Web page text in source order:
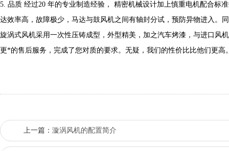
5. 品质 经过20 年的专业制造经验， 精密机械设计加上慎重电机配合标
达效率高，故障极少，马达与鼓风机之间有轴封分试，预防异物进入。
旋涡式风机采用一次性压铸成型，外型精美，加之汽车烤漆，与进口风
更*的售后服务，完成了您对质的要求。无疑，我们的性价比比他们更高
上一篇： 漩涡风机的配置简介